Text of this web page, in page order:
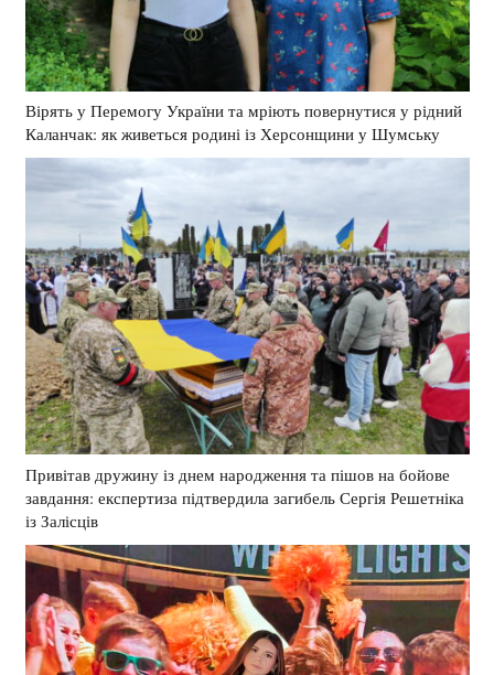
Вірять у Перемогу України та мріють повернутися у рідний
Каланчак: як живеться родині із Херсонщини у Шумську
Привітав дружину із днем народження та пішов на бойове
завдання: експертиза підтвердила загибель Сергія Решетніка
із Залісців